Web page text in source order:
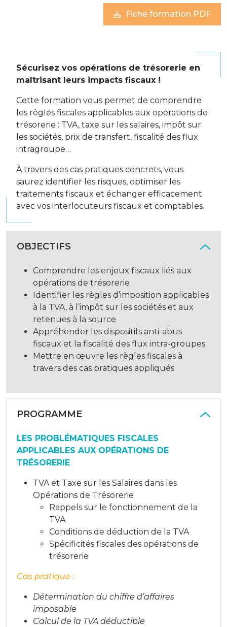
Fiche formation PDF
Sécurisez vos opérations de trésorerie en
maîtrisant leurs impacts fiscaux !
Cette formation vous permet de comprendre
les règles fiscales applicables aux opérations de
trésorerie : TVA, taxe sur les salaires, impôt sur
les sociétés, prix de transfert, fiscalité des flux
intragroupe…
À travers des cas pratiques concrets, vous
saurez identifier les risques, optimiser les
traitements fiscaux et échanger efficacement
avec vos interlocuteurs fiscaux et comptables.
OBJECTIFS
Comprendre les enjeux fiscaux liés aux
opérations de trésorerie
Identifier les règles d’imposition applicables
à la TVA, à l’impôt sur les sociétés et aux
retenues à la source
Appréhender les dispositifs anti-abus
fiscaux et la fiscalité des flux intra-groupes
Mettre en œuvre les règles fiscales à
travers des cas pratiques appliqués
PROGRAMME
LES PROBLÉMATIQUES FISCALES
APPLICABLES AUX OPÉRATIONS DE
TRÉSORERIE
TVA et Taxe sur les Salaires dans les
Opérations de Trésorerie
Rappels sur le fonctionnement de la
TVA
Conditions de déduction de la TVA
Spécificités fiscales des opérations de
trésorerie
Cas pratique :
Détermination du chiffre d’affaires
imposable
Calcul de la TVA déductible